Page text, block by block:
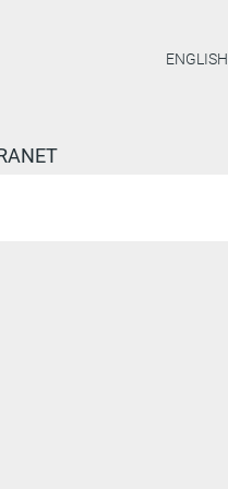
ENGLISH